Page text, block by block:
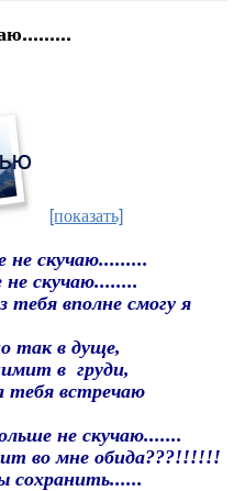
[показать]
скучаю.........
не скучаю........
вполне смогу я
так в дуще,
в груди,
тебя встречаю
не скучаю.......
во мне обида???!!!!!!
сохранить......